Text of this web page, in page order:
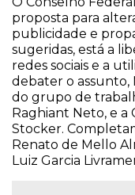
proposta para
publicidade e
sugeridas, está a
redes sociais e a
debater o assunto,
do grupo de
Raghiant Neto, e a
Stocker.
Renato de Mello
Luiz Garcia